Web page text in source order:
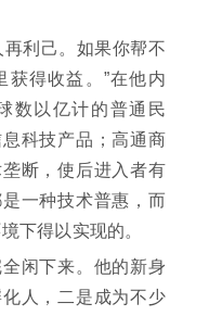
利己。如果你帮不
获得收益。”在他内
数以亿计的普通民
科技产品；高通商
断，使后进入者有
一种技术普惠，而
下得以实现的。
闲下来。他的新身
人，二是成为不少